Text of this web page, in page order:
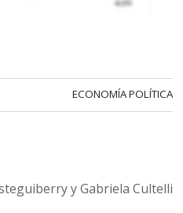
ECONOMÍA POLÍTICA
y Gabriela Cultelli